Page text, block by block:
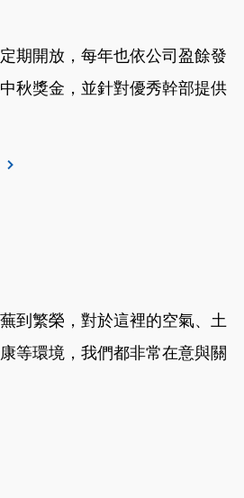
期開放，每年也依公司盈餘發
秋獎金，並針對優秀幹部提供
到繁榮，對於這裡的空氣、土
等環境，我們都非常在意與關